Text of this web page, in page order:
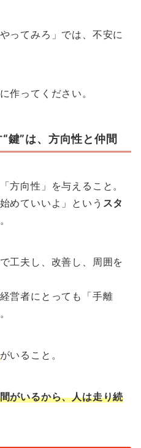
ってみろ」では、不安に
作ってください。
鍵”は、方向性と仲間
方向性」を与えること。
めていいよ」という スタ
工夫し、改善し、周囲を
営者にとっても「手離
がいること。
がいるから、人は走り続